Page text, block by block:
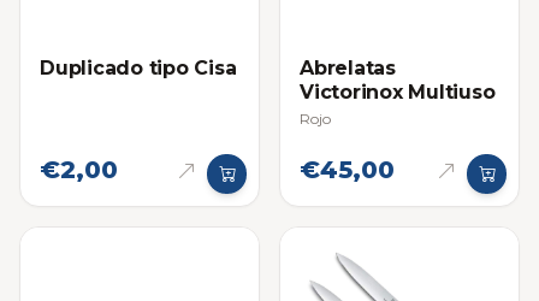
Duplicado tipo Cisa
€2,00
Abrelatas
Victorinox Multiuso
Rojo
€45,00